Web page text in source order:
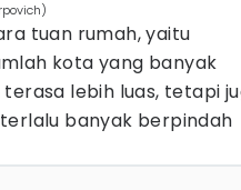
tuan rumah, yaitu
kota yang banyak
lebih luas, tetapi
banyak berpindah